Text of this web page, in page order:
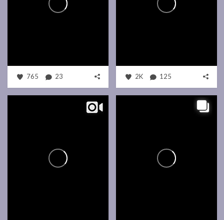
765 23 2K 125